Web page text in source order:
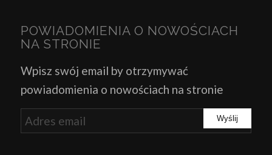
POWIADOMIENIA O NOWOŚCIACH
NA STRONIE
Wpisz swój email by otrzymywać
powiadomienia o nowościach na stronie